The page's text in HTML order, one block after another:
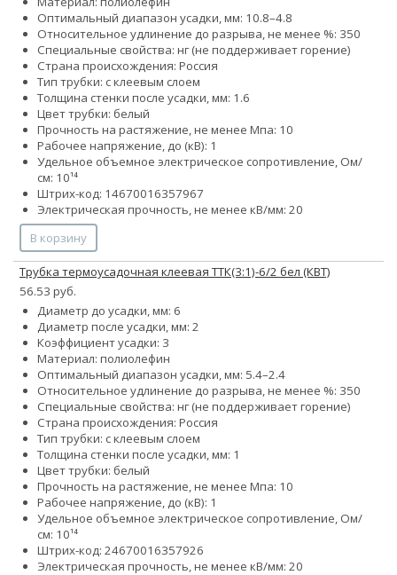
Оптимальный диапазон усадки, мм: 10.8–4.8
Относительное удлинение до разрыва, не менее %: 350
Специальные свойства: нг (не поддерживает горение)
Страна происхождения: Россия
Тип трубки: с клеевым слоем
Толщина стенки после усадки, мм: 1.6
Цвет трубки: белый
Прочность на растяжение, не менее Мпа: 10
Рабочее напряжение, до (кВ): 1
Удельное объемное электрическое сопротивление, Ом/
см: 10¹⁴
Штрих-код: 14670016357967
Электрическая прочность, не менее кВ/мм: 20
В корзину
Трубка термоусадочная клеевая ТТК(3:1)-6/2 бел (КВТ)
56.53 руб.
Диаметр до усадки, мм: 6
Диаметр после усадки, мм: 2
Коэффициент усадки: 3
Материал: полиолефин
Оптимальный диапазон усадки, мм: 5.4–2.4
Относительное удлинение до разрыва, не менее %: 350
Специальные свойства: нг (не поддерживает горение)
Страна происхождения: Россия
Тип трубки: с клеевым слоем
Толщина стенки после усадки, мм: 1
Цвет трубки: белый
Прочность на растяжение, не менее Мпа: 10
Рабочее напряжение, до (кВ): 1
Удельное объемное электрическое сопротивление, Ом/
см: 10¹⁴
Штрих-код: 24670016357926
Электрическая прочность, не менее кВ/мм: 20